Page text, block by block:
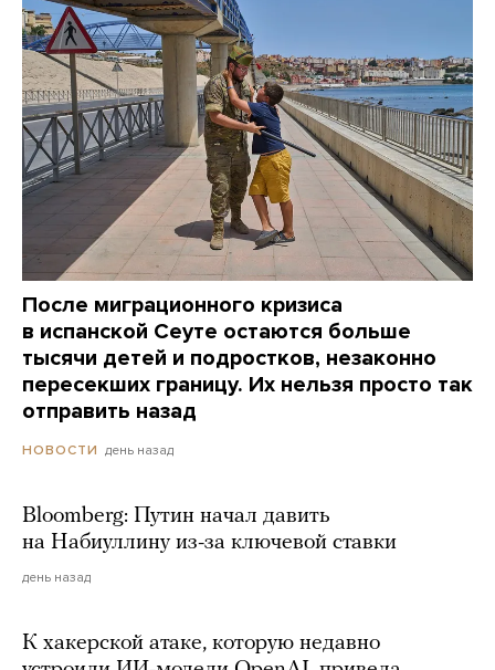
После миграционного кризиса
в испанской Сеуте остаются больше
тысячи детей и подростков, незаконно
пересекших границу. Их нельзя просто так
отправить назад
НОВОСТИ день назад
Bloomberg: Путин начал давить
на Набиуллину из-за ключевой ставки
день назад
К хакерской атаке, которую недавно